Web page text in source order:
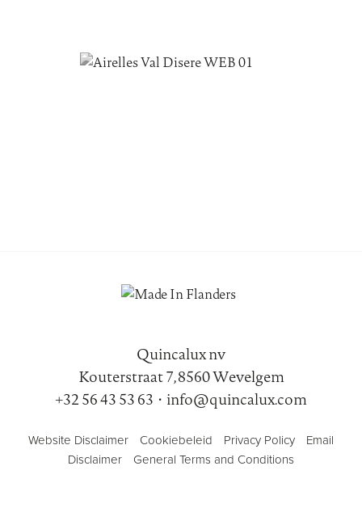
Quincalux nv
Kouterstraat 7, 8560 Wevelgem
+32 56 43 53 63 • info@quincalux.com
Website Disclaimer Cookiebeleid Privacy Policy
Email
Disclaimer
General Terms and Conditions